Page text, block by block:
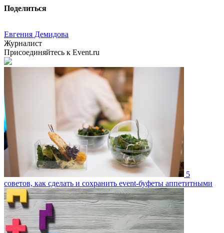
Поделиться
Евгения Демидова
Журналист
Присоединяйтесь к Event.ru
5
советов, как сделать и сохранить event-буфеты аппетитными